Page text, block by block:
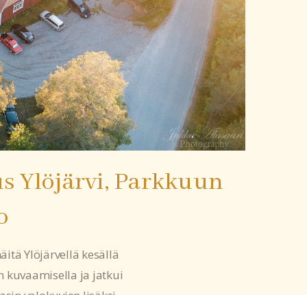
Ylöjärvi, Parkkuun
Ylöjärvellä kesällä
kuvaamisella ja jatkui